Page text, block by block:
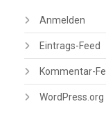
Anmelden
Eintrags-Feed
Kommentar-
WordPress.org